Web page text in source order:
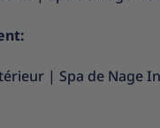
| Spa de Nage